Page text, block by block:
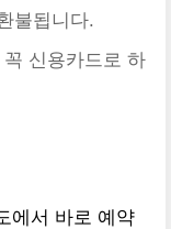
불됩니다.
신용카드로 하
에서 바로 예약